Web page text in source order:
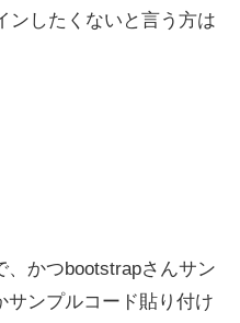
ンしたくないと言う方は
かつbootstrapさんサン
サンプルコード貼り付け